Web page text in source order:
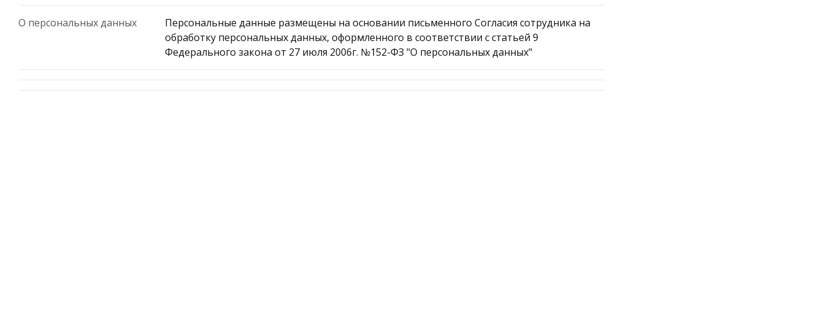
О персональных данных
Персональные данные размещены на основании письменного Согласия сотрудника на
обработку персональных данных, оформленного в соответствии с статьей 9
Федерального закона от 27 июля 2006г. №152-ФЗ "О персональных данных"